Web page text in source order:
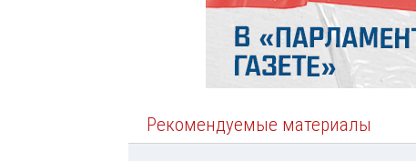
Рекомендуемые материалы